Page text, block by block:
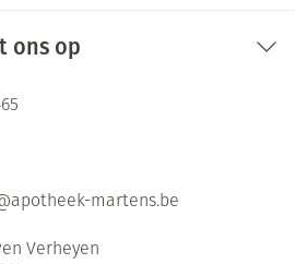
ons op
apotheek-martens.be
Verheyen